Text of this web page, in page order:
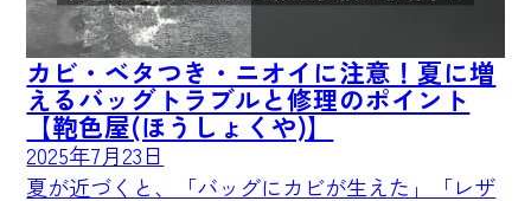
カビ・ベタつき・ニオイに注意！夏に増
えるバッグトラブルと修理のポイント
【鞄色屋(ほうしょくや)】
2025年7月23日
夏が近づくと、「バッグにカビが生えた」「レザ